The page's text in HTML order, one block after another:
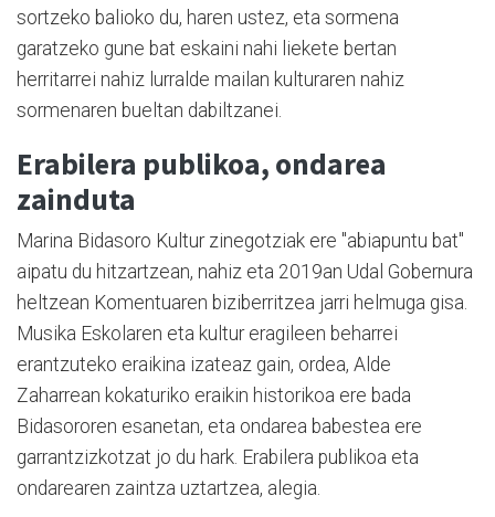
sortzeko balioko du, haren ustez, eta sormena
garatzeko gune bat eskaini nahi liekete bertan
herritarrei nahiz lurralde mailan kulturaren nahiz
sormenaren bueltan dabiltzanei.
Erabilera publikoa, ondarea
zainduta
Marina Bidasoro Kultur zinegotziak ere "abiapuntu bat"
aipatu du hitzartzean, nahiz eta 2019an Udal Gobernura
heltzean Komentuaren biziberritzea jarri helmuga gisa.
Musika Eskolaren eta kultur eragileen beharrei
erantzuteko eraikina izateaz gain, ordea, Alde
Zaharrean kokaturiko eraikin historikoa ere bada
Bidasororen esanetan, eta ondarea babestea ere
garrantzizkotzat jo du hark. Erabilera publikoa eta
ondarearen zaintza uztartzea, alegia.